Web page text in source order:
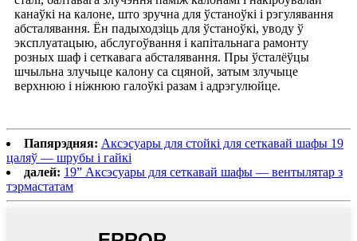
канаўкі на калоне, што зручна для ўстаноўкі і рэгулявання
абсталявання. Ён падыходзіць для ўстаноўкі, уводу ў
эксплуатацыю, абслугоўвання і капітальнага рамонту
розных шаф і сеткавага абсталявання. Пры ўсталёўцы
шчыльна злучыце калону са сцяной, затым злучыце
верхнюю і ніжнюю галоўкі разам і адрэгулюйце.
Папярэдняя: Аксэсуары для стойкі для сеткавай шафы 19
цаляў — шрубы і гайкі
далей: 19” Аксэсуары для сеткавай шафы — вентылятар з
тэрмастатам